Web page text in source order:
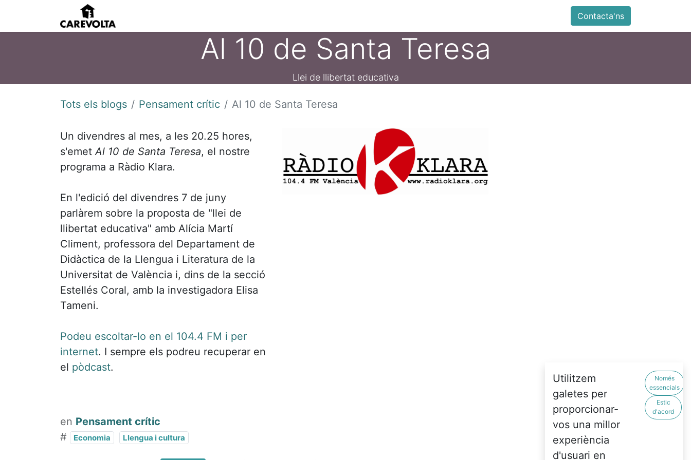
Antiga web Botiga
Contacta'ns
Al 10 de Santa Teresa
Llei de llibertat educativa
Tots els blogs Pensament crític Al 10 de Santa Teresa
Un divendres al mes, a les 20.25 hores,
s'emetAl 10 de Santa Teresa, el nostre
programa a Ràdio Klara.
En l'edició del divendres 7 de juny
parlàrem sobre la proposta de "llei de
llibertat educativa" amb Alícia Martí
Climent, professora del Departament de
Didàctica de la Llengua i Literatura de la
Universitat de València i, dins de la secció
Estellés Coral, amb la investigadora Elisa
Tameni.
Podeu escoltar-lo en el 104.4 FM i per
internet. I sempre els podreu recuperar en
el pòdcast.
en Pensament crític
#
Economia Llengua i cultura
Utilitzem
galetes per
proporcionar-
vos una millor
experiència
d'usuari en
Només
essencials
Estic
d'acord